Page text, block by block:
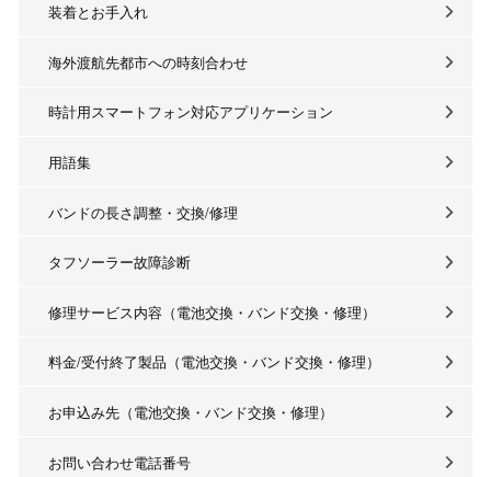
装着とお手入れ
海外渡航先都市への時刻合わせ
時計用スマートフォン対応アプリケーション
用語集
バンドの長さ調整・交換/修理
タフソーラー故障診断
修理サービス内容（電池交換・バンド交換・修理）
料金/受付終了製品（電池交換・バンド交換・修理）
お申込み先（電池交換・バンド交換・修理）
お問い合わせ電話番号